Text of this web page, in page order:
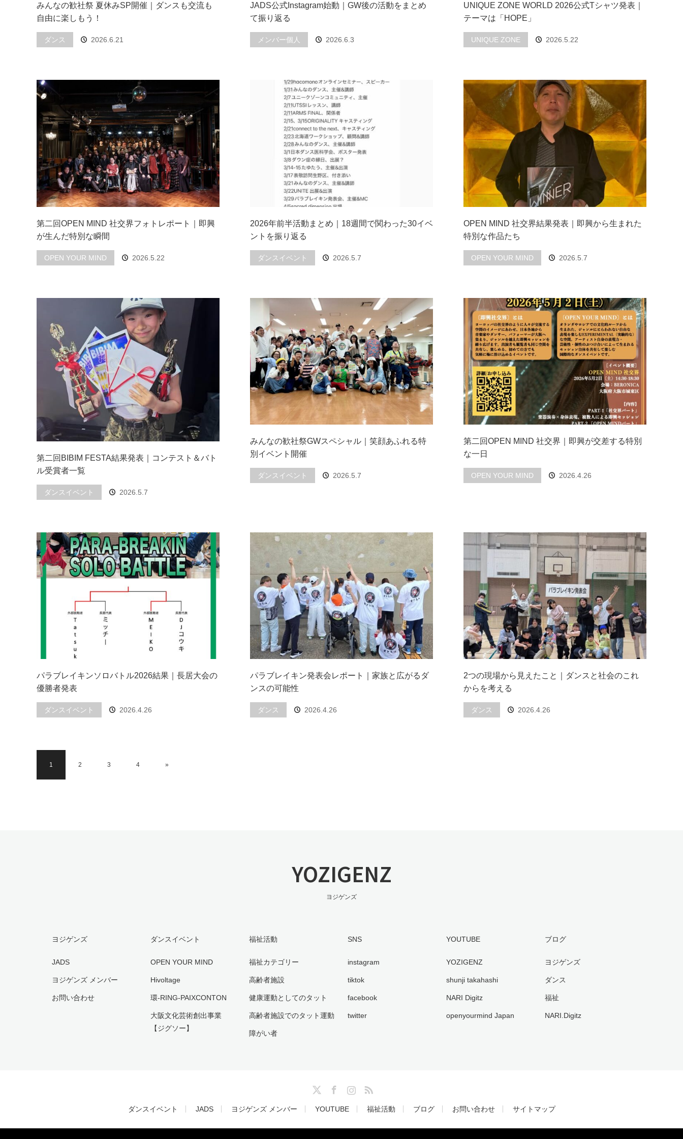
みんなの歓社祭 夏休みSP開催｜ダンスも交流も
自由に楽しもう！
ダンス 2026.6.21
JADS公式Instagram始動｜GW後の活動をまとめ
て振り返る
メンバー個人 2026.6.3
UNIQUE ZONE WORLD 2026公式Tシャツ発表｜
テーマは「HOPE」
UNIQUE ZONE 2026.5.22
第二回OPEN MIND 社交界フォトレポート｜即興
が生んだ特別な瞬間
OPEN YOUR MIND 2026.5.22
2026年前半活動まとめ｜18週間で関わった30イベ
ントを振り返る
ダンスイベント 2026.5.7
OPEN MIND 社交界結果発表｜即興から生まれた
特別な作品たち
OPEN YOUR MIND 2026.5.7
第二回BIBIM FESTA結果発表｜コンテスト＆バト
ル受賞者一覧
ダンスイベント 2026.5.7
みんなの歓社祭GWスペシャル｜笑顔あふれる特
別イベント開催
ダンスイベント 2026.5.7
第二回OPEN MIND 社交界｜即興が交差する特別
な一日
OPEN YOUR MIND 2026.4.26
パラブレイキンソロバトル2026結果｜長居大会の
優勝者発表
ダンスイベント 2026.4.26
パラブレイキン発表会レポート｜家族と広がるダ
ンスの可能性
ダンス 2026.4.26
2つの現場から見えたこと｜ダンスと社会のこれ
からを考える
ダンス 2026.4.26
1 2 3 4 »
YOZIGENZ
ヨジゲンズ
ヨジゲンズ
JADS
ヨジゲンズ メンバー
お問い合わせ
ダンスイベント
OPEN YOUR MIND
Hivoltage
環-RING-PAIXCONTON
大阪文化芸術創出事業
【ジグソー】
福祉活動
福祉カテゴリー
高齢者施設
健康運動としてのタット
高齢者施設でのタット運動
障がい者
SNS
instagram
tiktok
facebook
twitter
YOUTUBE
YOZIGENZ
shunji takahashi
NARI Digitz
openyourmind Japan
ブログ
ヨジゲンズ
ダンス
福祉
NARI.Digitz
InstagramRSS
ダンスイベント JADS ヨジゲンズ メンバー YOUTUBE 福祉活動 ブログ お問い合わせ サイトマップ